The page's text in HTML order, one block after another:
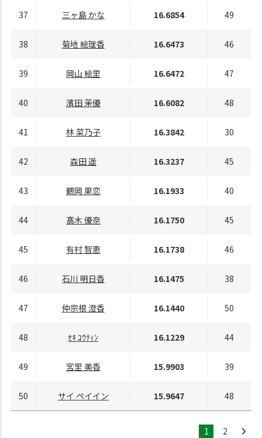
37 三ヶ島 かな 16.6854 49
38 菊地 絵理香 16.6473 46
39 岡山 絵里 16.6472 47
40 濱田 茉優 16.6082 48
41 林 菜乃子 16.3842 30
42 森田 遥 16.3237 45
43 鶴岡 果恋 16.1933 40
44 髙木 優奈 16.1750 45
45 有村 智恵 16.1738 46
46 石川 明日香 16.1475 38
47 仲宗根 澄香 16.1440 50
48 ｾｷ ﾕｳﾃｨﾝ 16.1229 44
49 宮里 美香 15.9903 39
50 サイ ペイイン 15.9647 48
1 2